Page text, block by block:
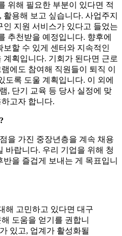
위해 필요한 부분이 있다면 적
용해 보고 싶습니다. 사업주지
지원 서비스가 있다고 들었는
추천받을 예정입니다. 향후에
할 수 있게 센터와 지속적인
획입니다. 기회가 된다면 근로
에도 참여해 직원들이 퇴직 이
도록 도울 계획입니다. 이 외에
, 단기 교육 등 당사 실정에 맞
고자 합니다.
을 가진 중장년층을 계속 채용
바랍니다. 우리 기업을 위해 청
을 즐겁게 보내는 게 목표입니
해 고민하고 있다면 대구
도움을 얻기를 권합니
있고, 업계가 활성화될